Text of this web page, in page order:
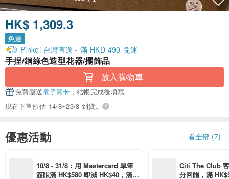
HK$ 1,309.3
免運
Pinkoi 台灣直送 - 滿 HKD 490 免運
手捏/銅綠色造型花器/擺飾品
放入購物車
免費贈送電子賀卡 ，結帳完成後填寫
現在下單預估 14/8~23/8 到貨。
優惠活動 看全部 (7)
10/8 - 31/8：用 Mastercard 單筆
簽賬滿 HK$580 即減 HK$40，滿 H
Citi The Club
分回贈，滿